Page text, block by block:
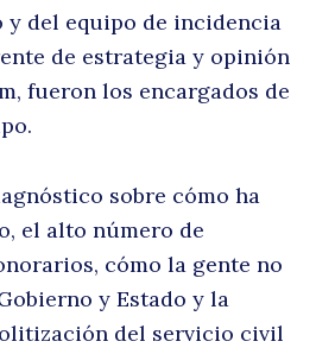
la
y del equipo de incidencia
de estrategia y opinión
fueron los encargados de
sobre cómo ha
el alto número de
cómo la gente no
y Estado y la
del servicio civil